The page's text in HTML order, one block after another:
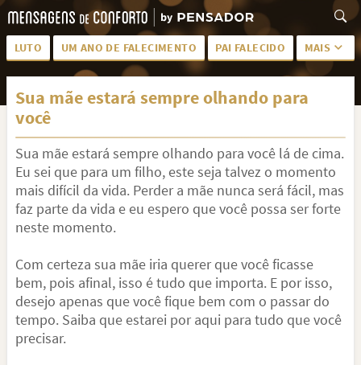
LUTO UM ANO DE FALECIMENTO PAI FALECIDO MAIS
LUTO PARA AMIGA PALAVRAS
PÊSAMES
PÊSAMES PARA AMIGA DESCANSE EM PAZ
MEUS SENTIMENTOS PÊSAMES PARA AMIGO
FRASES DE LUTO PARA AMIGO FIM DE NAMORO
Sua mãe estará sempre olhando para
você
Sua mãe estará sempre olhando para você lá de cima.
Eu sei que para um filho, este seja talvez o momento
mais difícil da vida. Perder a mãe nunca será fácil, mas
faz parte da vida e eu espero que você possa ser forte
neste momento.
Com certeza sua mãe iria querer que você ficasse
bem, pois afinal, isso é tudo que importa. E por isso,
desejo apenas que você fique bem com o passar do
tempo. Saiba que estarei por aqui para tudo que você
precisar.